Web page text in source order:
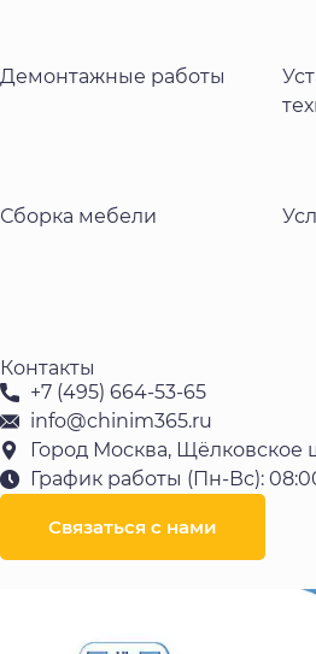
Демонтажные работы
Сборка мебели
Контакты
+7 (495) 664-53-65
info@chinim365.ru
Город Москва, Щёлковское
График работы (Пн-Вс):
Связаться с нами